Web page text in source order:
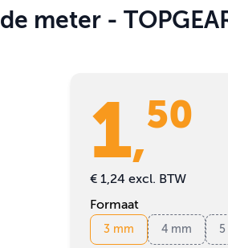
meter -
1,
50
€ 1,24 excl. BTW
Formaat
3 mm 4 mm